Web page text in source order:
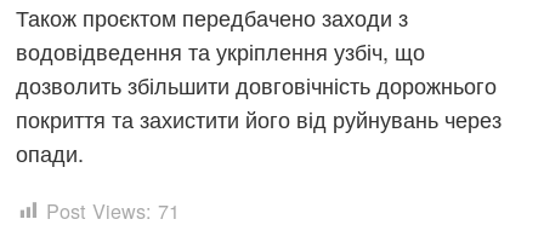
Також проєктом передбачено заходи з
водовідведення та укріплення узбіч, що
дозволить збільшити довговічність дорожнього
покриття та захистити його від руйнувань через
опади.
Post Views: 71